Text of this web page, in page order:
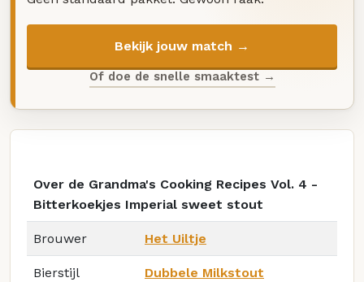
Bekijk jouw match →
Of doe de snelle smaaktest →
Over de Grandma's Cooking Recipes Vol. 4 -
Bitterkoekjes Imperial sweet stout
Brouwer Het Uiltje
Bierstijl Dubbele Milkstout